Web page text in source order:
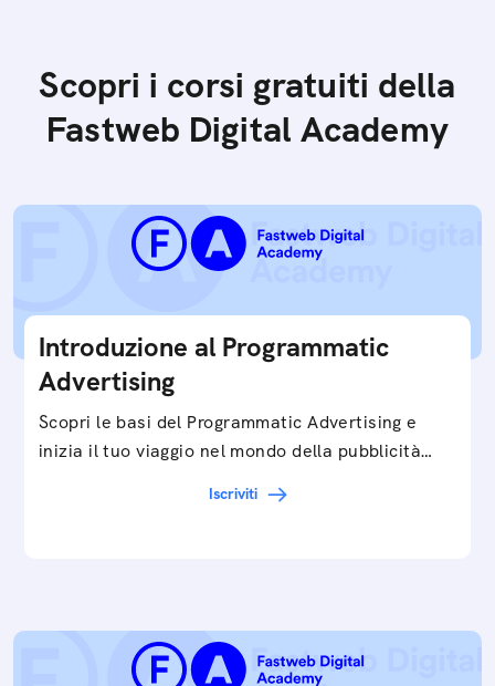
Scopri i corsi gratuiti della
Fastweb Digital Academy
Introduzione al Programmatic
Advertising
Scopri le basi del Programmatic Advertising e
inizia il tuo viaggio nel mondo della pubblicità
Iscriviti